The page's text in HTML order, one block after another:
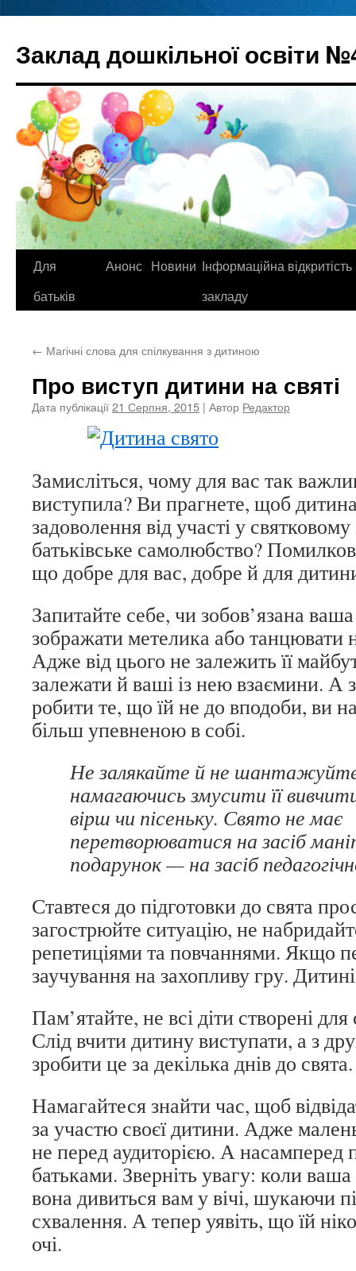
вмісту
Заклад дошкільної освіти
Для
батьків
Анонс Новини Інформаційна відкритість
закладу
← Магічні слова для спілкування з дитиною
Про виступ дитини на святі
Дата публікації21 Серпня, 2015 | Автор Редактор
Замисліться, чому для вас так
виступила? Ви прагнете, щоб
задоволення від участі у
батьківське самолюбство?
що добре для вас, добре й для
Запитайте себе, чи зобов’язана
зображати метелика або танцювати
Адже від цього не залежить її
залежати й ваші із нею взаємини.
робити те, що їй не до вподоби, ви
більш упевненою в собі.
Не залякайте й не
намагаючись змусити її
вірш чи пісеньку. Свято не має
перетворюватися на засіб
подарунок — на засіб
Ставтеся до підготовки до свята
загострюйте ситуацію, не
репетиціями та повчаннями. Якщо
заучування на захопливу гру.
Пам’ятайте, не всі діти створені
Слід вчити дитину виступати, а з
зробити це за декілька днів до свята.
Намагайтеся знайти час, щоб
за участю своєї дитини. Адже
не перед аудиторією. А насамперед
батьками. Зверніть увагу: коли
вона дивиться вам у вічі, шукаючи
схвалення. А тепер уявіть, що їй
очі.